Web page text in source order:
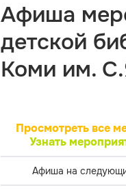
Афиша
детской
Коми им.
Просмотреть все
Узнать
Афиша на